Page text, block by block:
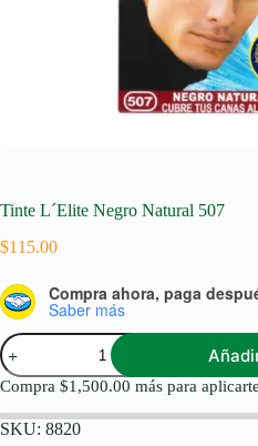
Tinte L´Elite Negro Natural 507
$115.00
Compra ahora, paga
Saber más
Tinte
L
´Elite
Negro
Natural
507
Compra $1,500.00 más para
SKU: 8820